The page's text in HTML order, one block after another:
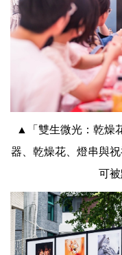
▲「雙生微光：乾燥
器、乾燥花、燈串與
可被